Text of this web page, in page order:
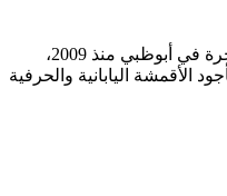
الوجهة الأولى للخياطة الإماراتية الفاخرة في أبوظبي منذ 2009،
الأقمشة اليابانية والحرفية